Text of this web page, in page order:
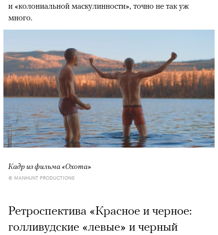
и «колониальной маскулинности», точно не так уж
много.
Кадр из фильма «Охота»
© MANHUNT PRODUCTIONS
Ретроспектива «Красное и черное:
голливудские «левые» и черный